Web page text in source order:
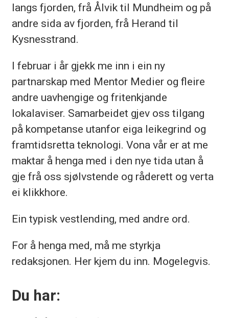
langs fjorden, frå Ålvik til Mundheim og på
andre sida av fjorden, frå Herand til
Kysnesstrand.
I februar i år gjekk me inn i ein ny
partnarskap med Mentor Medier og fleire
andre uavhengige og fritenkjande
lokalaviser. Samarbeidet gjev oss tilgang
på kompetanse utanfor eiga leikegrind og
framtidsretta teknologi. Vona vår er at me
maktar å henga med i den nye tida utan å
gje frå oss sjølvstende og råderett og verta
ei klikkhore.
Ein typisk vestlending, med andre ord.
For å henga med, må me styrkja
redaksjonen. Her kjem du inn. Mogelegvis.
Du har: